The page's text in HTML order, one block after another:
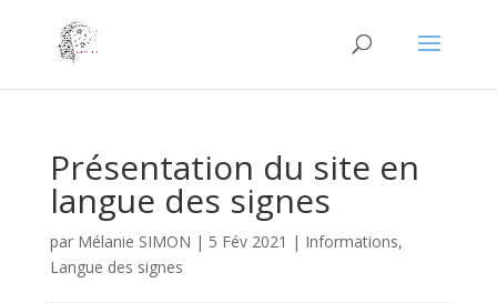
Présentation du site en
langue des signes
par Mélanie SIMON | 5 Fév 2021 | Informations,
Langue des signes